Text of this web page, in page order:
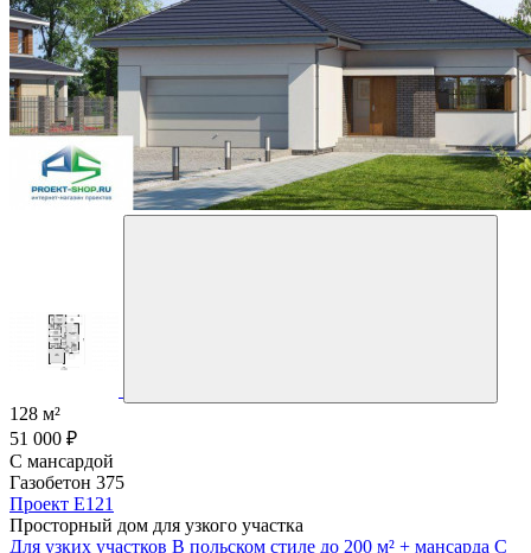
128 м²
51 000 ₽
С мансардой
Газобетон 375
Проект E121
Просторный дом для узкого участка
Для узких участков В польском стиле до 200 м² + мансарда С